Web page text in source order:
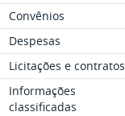
Convênios
Despesas
Licitações e contratos
Informações
classificadas